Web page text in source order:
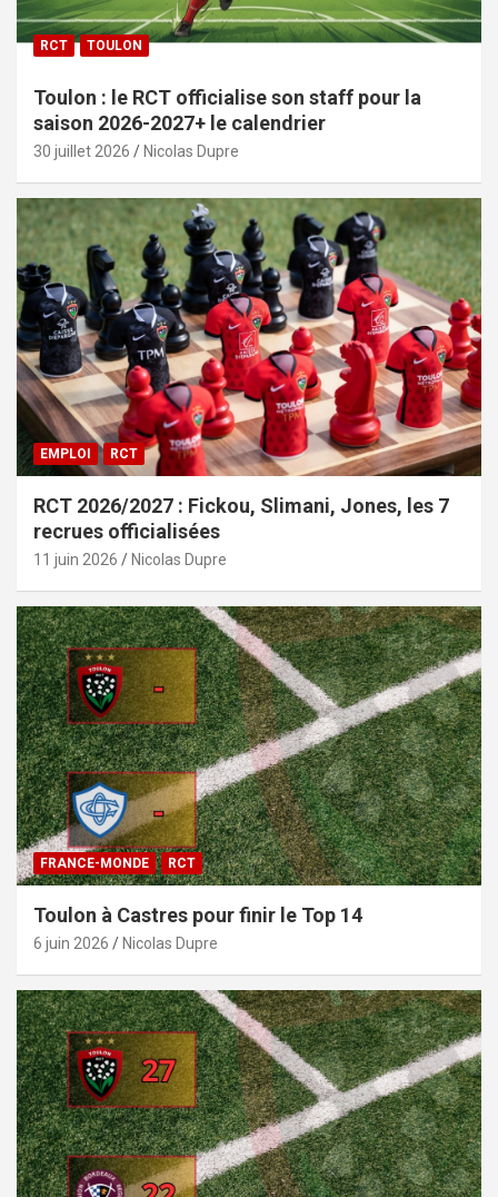
RCT TOULON
Toulon : le RCT officialise son staff pour la
saison 2026-2027+ le calendrier
30 juillet 2026 Nicolas Dupre
EMPLOI RCT
RCT 2026/2027 : Fickou, Slimani, Jones, les 7
recrues officialisées
11 juin 2026 Nicolas Dupre
FRANCE-MONDE RCT
Toulon à Castres pour finir le Top 14
6 juin 2026 Nicolas Dupre